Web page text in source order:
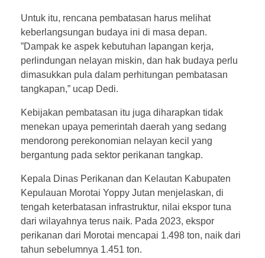
Untuk itu, rencana pembatasan harus melihat
keberlangsungan budaya ini di masa depan.
”Dampak ke aspek kebutuhan lapangan kerja,
perlindungan nelayan miskin, dan hak budaya perlu
dimasukkan pula dalam perhitungan pembatasan
tangkapan,” ucap Dedi.
Kebijakan pembatasan itu juga diharapkan tidak
menekan upaya pemerintah daerah yang sedang
mendorong perekonomian nelayan kecil yang
bergantung pada sektor perikanan tangkap.
Kepala Dinas Perikanan dan Kelautan Kabupaten
Kepulauan Morotai Yoppy Jutan menjelaskan, di
tengah keterbatasan infrastruktur, nilai ekspor tuna
dari wilayahnya terus naik. Pada 2023, ekspor
perikanan dari Morotai mencapai 1.498 ton, naik dari
tahun sebelumnya 1.451 ton.